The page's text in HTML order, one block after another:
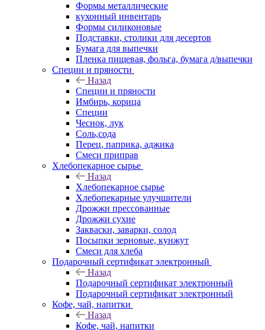
Формы металлические
кухонный инвентарь
Формы силиконовые
Подставки, столики для десертов
Бумага для выпечки
Пленка пищевая, фольга, бумага д/выпечки
Специи и пряности
Назад
Специи и пряности
Имбирь, корица
Специи
Чеснок, лук
Соль,сода
Перец, паприка, аджика
Смеси приправ
Хлебопекарное сырье
Назад
Хлебопекарное сырье
Хлебопекарные улучшители
Дрожжи прессованные
Дрожжи сухие
Закваски, заварки, солод
Посыпки зерновые, кунжут
Смеси для хлеба
Подарочный сертификат электронный
Назад
Подарочный сертификат электронный
Подарочный сертификат электронный
Кофе, чай, напитки
Назад
Кофе, чай, напитки